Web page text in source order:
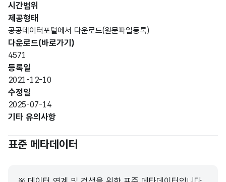
시간범위
제공형태
공공데이터포털에서 다운로드(원문파일등록)
다운로드(바로가기)
4571
등록일
2021-12-10
수정일
2025-07-14
기타 유의사항
표준 메타데이터